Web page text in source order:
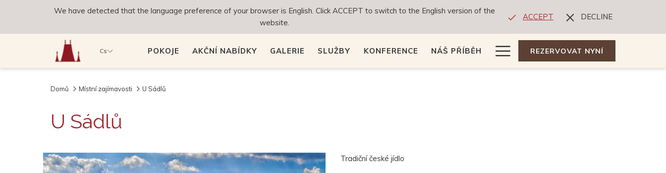
We have detected that the language preference of your browser is English. Click ACCEPT to switch to the English version of the
website.
ACCEPT DECLINE
Cs POKOJE AKČNÍ NABÍDKY GALERIE SLUŽBY KONFERENCE NÁŠ PŘÍBĚH Hamburger
Menu
REZERVOVAT NYNÍ
Domů Místní zajímavosti U Sádlů
U Sádlů
Tradiční české jídlo